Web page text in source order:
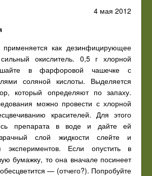
4 мая 2012
применяется как дезинфицирующее
окислитель. 0,5 г хлорной
в фарфоровой чашечке с
соляной кислоты. Выделяется
который определяют по запаху.
можно провести с хлорной
красителей. Для этого
препарата в воде и дайте ей
слой жидкости слейте и
экспериментов. Если опустить в
бумажку, то она вначале посинеет
— (отчего?). Попробуйте